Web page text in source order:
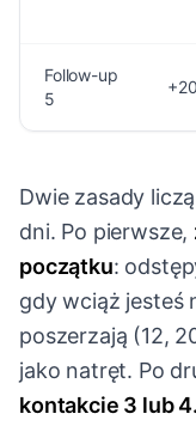
Follow-up
5
+20
Dwie zasady
dni. Po pierwsze,
początku:
gdy wciąż jesteś
poszerzają (12,
jako natręt. Po
kontakcie 3 lub 4.